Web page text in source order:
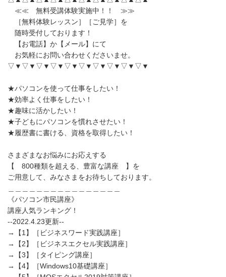
≪≪ 無料受講体験実施中！！ ≫≫
［無料体験レッスン］［ご見学］を
随時受付しております！
【お電話】か【メール】にて
お気軽にお問い合わせくださいませ。
▽▼▽▼▽▼▽▼▽▼▽▼▽▼▽▼▽▼▽▼
★パソコンを使って仕事をしたい！
★効率よく仕事をしたい！
★趣味に活かしたい！
★子どもにパソコンを慣れさせたい！
★履歴書に書ける、資格を取得したい！
さまざまなお悩みにお応えする
【 800種類を超える、豊富な講座 】を
ご用意して、みなさまをお待ちしております。
《パソコン市民講座》
講座人気ランキング！
--2022.4.23更新--
→【1】［ビジネスワード実践講座］
→【2】［ビジネスエクセル実践講座］
→【3】［タイピング講座］
→【4】［Windows10基礎講座］